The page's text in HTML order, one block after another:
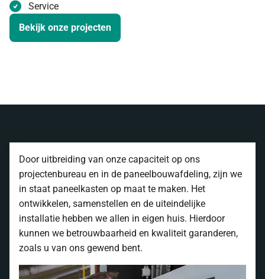
Service
Bekijk onze projecten
Door uitbreiding van onze capaciteit op ons
projectenbureau en in de paneelbouwafdeling, zijn we
in staat paneelkasten op maat te maken. Het
ontwikkelen, samenstellen en de uiteindelijke
installatie hebben we allen in eigen huis. Hierdoor
kunnen we betrouwbaarheid en kwaliteit garanderen,
zoals u van ons gewend bent.